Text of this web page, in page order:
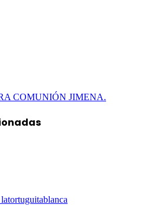
COMUNIÓN JIMENA.
latortuguitablanca